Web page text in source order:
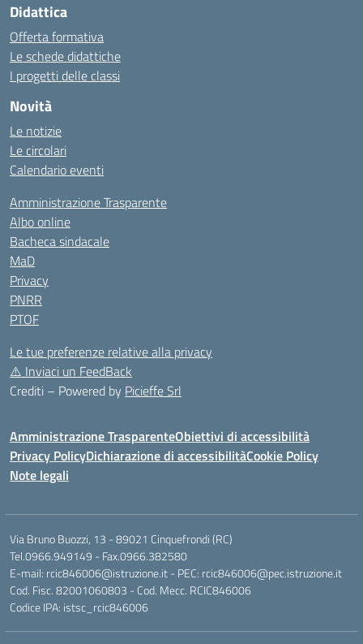
Didattica
Offerta formativa
Le schede didattiche
I progetti delle classi
Novità
Le notizie
Le circolari
Calendario eventi
Amministrazione Trasparente
Albo online
Bacheca sindacale
MaD
Privacy
PNRR
PTOF
Le tue preferenze relative alla privacy
⚠️ Inviaci un FeedBack
Crediti – Powered by Picieffe Srl
Amministrazione TrasparenteObiettivi di accessibilità
Privacy PolicyDichiarazione di accessibilitàCookie Policy
Note legali
Via Bruno Buozzi, 13 - 89021 Cinquefrondi (RC)
Tel.0966.949149 - Fax.0966.382580
E-mail: rcic846006@istruzione.it - PEC: rcic846006@pec.istruzione.it
Cod. Fisc. 82001060803 - Cod. Mecc. RCIC846006
Codice IPA: istsc_rcic846006